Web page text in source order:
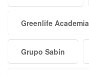
Greenlife
Grupo Sabin